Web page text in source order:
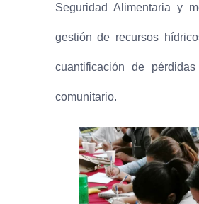
Seguridad Alimentaria y
gestión de recursos
cuantificación de
comunitario.